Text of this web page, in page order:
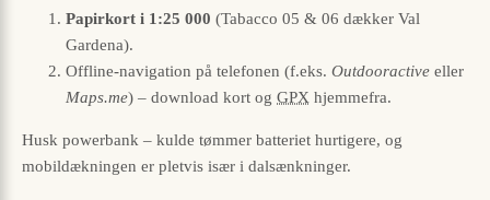
Papirkort i 1:25 000 (Tabacco 05 & 06 dækker Val
Gardena).
Offline-navigation på telefonen (f.eks. Outdooractive eller
Maps.me) – download kort og GPX hjemmefra.
Husk powerbank – kulde tømmer batteriet hurtigere, og
mobildækningen er pletvis især i dalsænkninger.